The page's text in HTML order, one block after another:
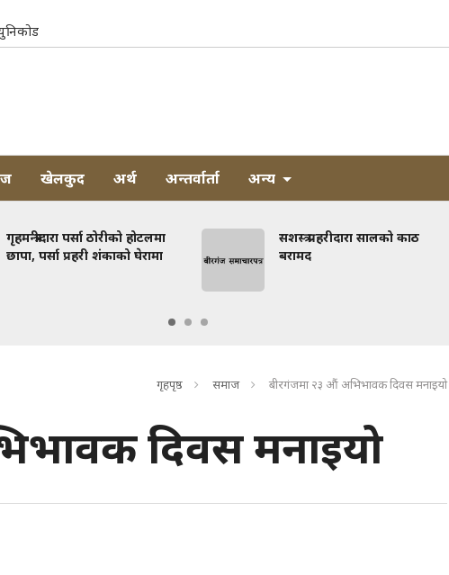
खेलकुद अर्थ अन्तर्वार्ता अन्य
गृहमन्त्रीदारा पर्सा ठोरीको होटलमा
छापा, पर्सा प्रहरी शंकाको घेरामा
सशस्त्र प्रहरीदारा सालको काठ
बरामद
गृहपृष्ठ समाज बीरगंजमा २३ औं अभिभावक दिवस मनाइयो
दिवस मनाइयो